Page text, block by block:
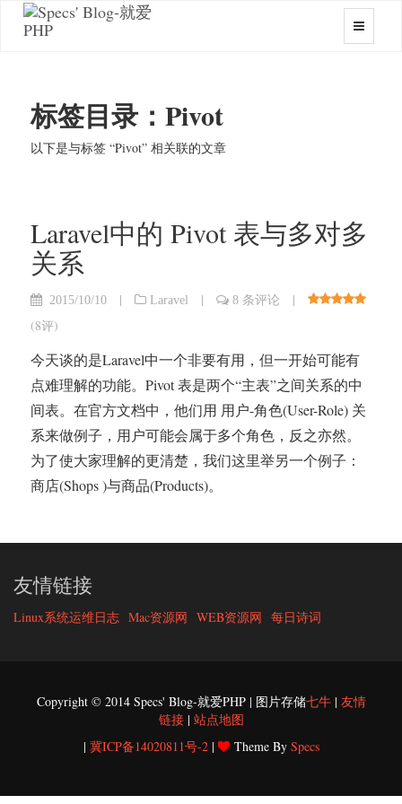
标签目录：Pivot
以下是与标签 “Pivot” 相关联的文章
Laravel中的 Pivot 表与多对多
关系
2015/10/10 | Laravel | 8 条评论
|
(8评)
今天谈的是Laravel中一个非要有用，但一开始可能有
点难理解的功能。Pivot 表是两个“主表”之间关系的中
间表。在官方文档中，他们用 用户-角色(User-Role) 关
系来做例子，用户可能会属于多个角色，反之亦然。
为了使大家理解的更清楚，我们这里举另一个例子：
商店(Shops )与商品(Products)。
友情链接
Linux系统运维日志 Mac资源网 WEB资源网 每日诗词
Copyright © 2014 Specs' Blog-就爱PHP | 图片存储七牛| 友情
链接| 站点地图
| 冀ICP备14020811号-2| Theme By Specs